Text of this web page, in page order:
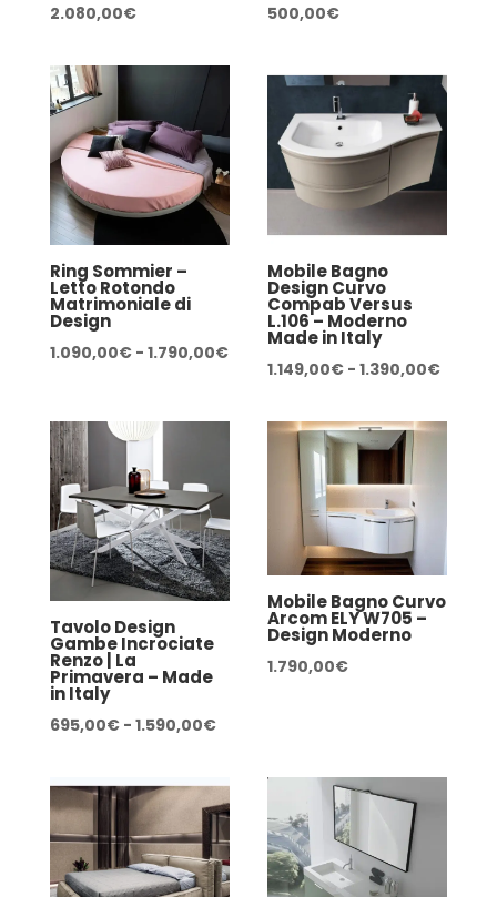
2.080,00€ 500,00€
Ring Sommier –
Letto Rotondo
Matrimoniale di
Design
1.090,00€ - 1.790,00€Fascia
1.090,00€
1.790,00€
Mobile Bagno
Design Curvo
Compab Versus
L.106 – Moderno
Made in Italy
1.149,00€ - 1.390,00€Fascia
Tavolo Design
Gambe Incrociate
Renzo | La
Primavera – Made
in Italy
695,00€ - 1.590,00€Fascia
prezzo:
da
695,00€
a
Mobile Bagno Curvo
Arcom ELY W705 –
Design Moderno
1.790,00€